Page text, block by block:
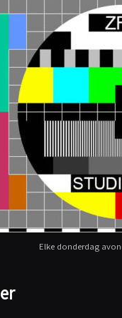
Elke donderdag